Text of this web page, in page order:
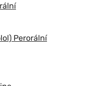
Perorální